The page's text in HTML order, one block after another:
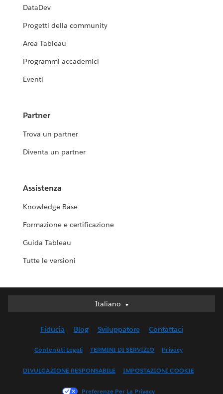
DataDev
Progetti della community
Area Tableau
Programmi accademici
Eventi
Partner
Trova un partner
Diventa un partner
Assistenza
Knowledge Base
Formazione e certificazione
Guida Tableau
Tutte le versioni
Italiano
Italiano
English (UK)
Français (Canada)
Fiducia Blog Sviluppatore Contattaci
Contenuti Legali TERMINI DI SERVIZIO Privacy
DIVULGAZIONE RESPONSABILE IMPOSTAZIONI COOKIE
Preferenze Per La Privacy